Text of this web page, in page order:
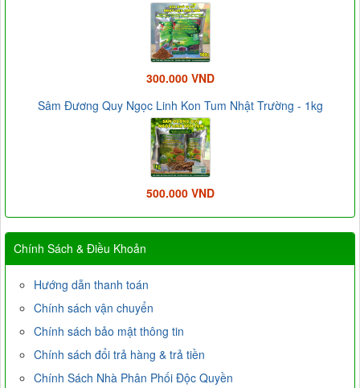
300.000 VND
Sâm Đương Quy Ngọc Linh Kon Tum Nhật Trường - 1kg
500.000 VND
Chính Sách & Điều Khoản
Hướng dẫn thanh toán
Chính sách vận chuyển
Chính sách bảo mật thông tin
Chính sách đổi trả hàng & trả tiền
Chính Sách Nhà Phân Phối Độc Quyền